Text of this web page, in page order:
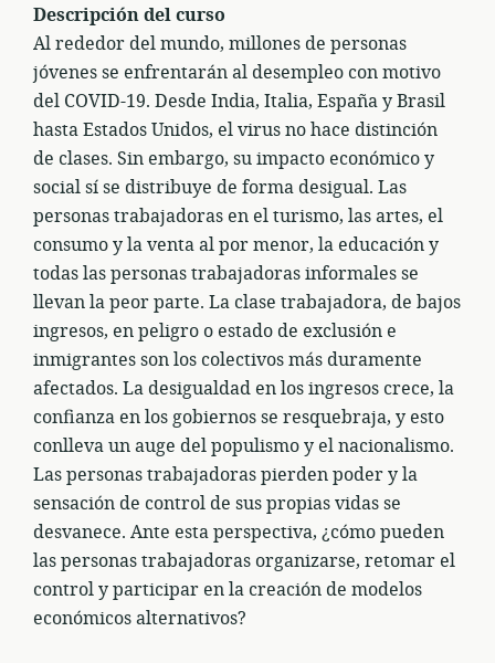
Descripción del curso
Al rededor del mundo, millones de personas
jóvenes se enfrentarán al desempleo con motivo
del COVID-19. Desde India, Italia, España y Brasil
hasta Estados Unidos, el virus no hace distinción
de clases. Sin embargo, su impacto económico y
social sí se distribuye de forma desigual. Las
personas trabajadoras en el turismo, las artes, el
consumo y la venta al por menor, la educación y
todas las personas trabajadoras informales se
llevan la peor parte. La clase trabajadora, de bajos
ingresos, en peligro o estado de exclusión e
inmigrantes son los colectivos más duramente
afectados. La desigualdad en los ingresos crece, la
confianza en los gobiernos se resquebraja, y esto
conlleva un auge del populismo y el nacionalismo.
Las personas trabajadoras pierden poder y la
sensación de control de sus propias vidas se
desvanece. Ante esta perspectiva, ¿cómo pueden
las personas trabajadoras organizarse, retomar el
control y participar en la creación de modelos
económicos alternativos?